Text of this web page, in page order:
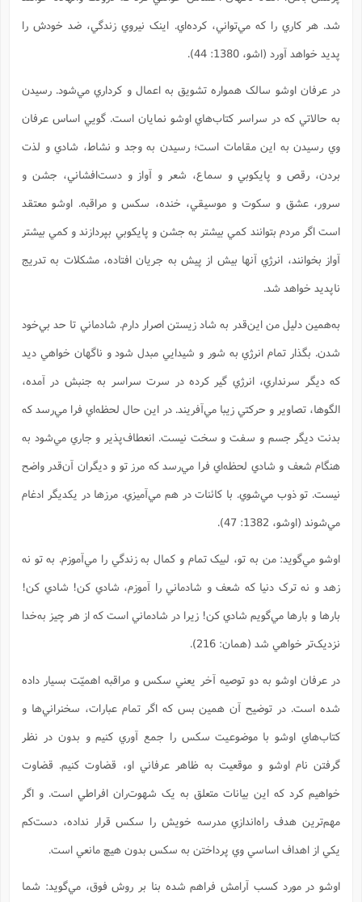
شد. هر کاري را که مي‌تواني، کرده‌اي. اينک نيروي زندگي، ضد خودش را
پديد خواهد آورد (اشو، 1380: 44).
در عرفان اوشو سالک همواره تشويق به اعمال و کرداري مي‌شود. رسيدن
به حالاتي که در سراسر کتاب‌هاي اوشو نمايان است. گويي اساس عرفان
وي رسيدن به اين مقامات است؛ رسيدن به وجد و نشاط، شادي و لذت
بردن، رقص و پايکوبي و سماع، شعر و آواز و دست‌افشاني، جشن و
سرور، عشق و سکوت و موسيقي، خنده، سکس و مراقبه. اوشو معتقد
است اگر مردم بتوانند کمي بيشتر به جشن و پايکوبي بپردازند و کمي بيشتر
آواز بخوانند، انرژي آنها بيش از پيش به جريان افتاده، مشکلات به تدريج
ناپديد خواهد شد.
به‌همين دليل من اين‌قدر به شاد زيستن اصرار دارم. شادماني تا حد بي‌خود
شدن. بگذار تمام انرژي به شور و شيدايي مبدل شود و ناگهان خواهي ديد
که ديگر سرنداري، انرژي گير کرده در سرت سراسر به جنبش در آمده،
الگوها، تصاوير و حرکتي زيبا مي‌آفريند. در اين حال لحظه‌اي فرا مي‌رسد که
بدنت ديگر جسم و سفت و سخت نيست. انعطاف‌پذير و جاري مي‌شود به
هنگام شعف و شادي لحظه‌اي فرا مي‌رسد که مرز تو و ديگران آن‌قدر واضح
نيست. تو ذوب مي‌شوي. با کائنات در هم مي‌آميزي. مرزها در يکديگر ادغام
مي‌شوند (اوشو، 1382: 47).
اوشو مي‌گويد: من به تو، لبيک تمام و کمال به زندگي را مي‌آموزم. به تو نه
زهد و نه ترک دنيا که شعف و شادماني را آموزم، شادي کن! شادي کن!
بارها و بارها مي‌گويم شادي کن! زيرا در شادماني است که از هر چيز به‌خدا
نزديک‌تر خواهي شد (همان: 216).
در عرفان اوشو به دو توصيه آخر يعني سکس و مراقبه اهميّت بسيار داده
شده است. در توضيح آن همين بس که اگر تمام عبارات، سخنراني‌ها و
کتاب‌هاي اوشو با موضوعيت سکس را جمع آوري کنيم و بدون در نظر
گرفتن نام اوشو و موقعيت به ظاهر عرفاني او، قضاوت کنيم. قضاوت
خواهيم كرد که اين بيانات متعلق به يک شهوت‌ران افراطي است. و اگر
مهم‌ترين هدف راه‌اندازي مدرسه خويش را سکس قرار نداده، دست‌کم
يکي از اهداف اساسي وي پرداختن به سکس بدون هيچ مانعي است.
اوشو در مورد کسب آرامش فراهم شده بنا بر روش فوق، مي‌گويد: شما